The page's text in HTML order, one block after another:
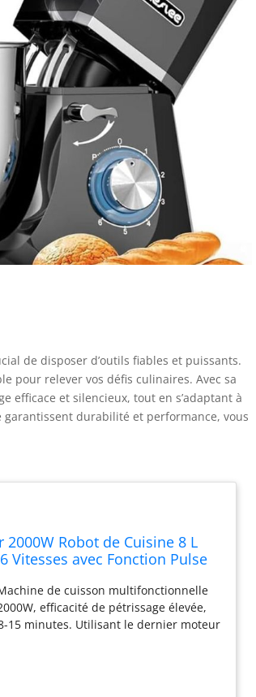
de disposer d’outils fiables et puissants.
pour relever vos défis culinaires. Avec sa
efficace et silencieux, tout en s’adaptant à
garantissent durabilité et performance, vous
2000W Robot de Cuisine 8 L
Vitesses avec Fonction Pulse
Machine de cuisson multifonctionnelle
efficacité de pétrissage élevée,
15 minutes. Utilisant le dernier moteur
peut avoir trois fonctions de
de gâteau, il peut être fait facilement.